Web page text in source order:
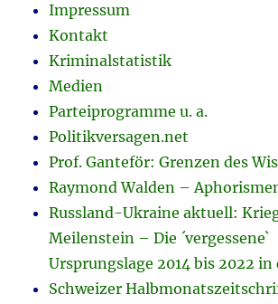
Impressum
Kontakt
Kriminalstatistik
Medien
Parteiprogramme u. a.
Politikversagen.net
Prof. Ganteför: Grenzen des
Raymond Walden –
Russland-Ukraine aktuell:
Meilenstein – Die ´vergessene`
Ursprungslage 2014 bis 2022 in
Schweizer